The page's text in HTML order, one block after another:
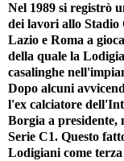
Nel 1989 si registrò
dei lavori allo Stadio
Lazio e Roma a
della quale la
casalinghe
Dopo alcuni
l'ex calciatore
Borgia a presidente,
Serie C1. Questo
Lodigiani come